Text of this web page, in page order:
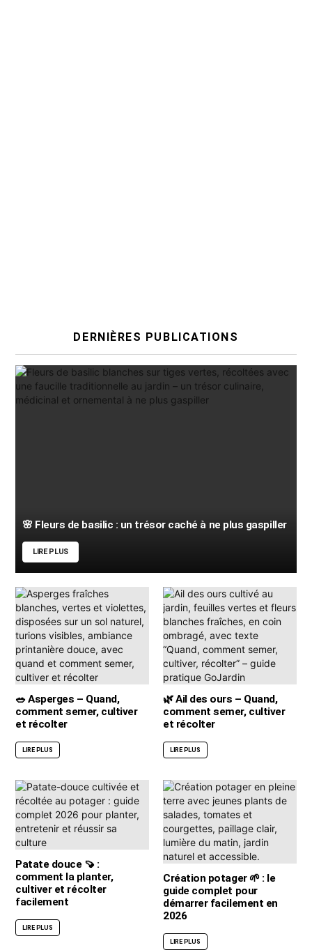
DERNIÈRES PUBLICATIONS
🌸 Fleurs de basilic : un trésor caché à ne plus gaspiller
LIRE PLUS
🥗 Asperges – Quand,
comment semer, cultiver
et récolter
LIRE PLUS
🌿 Ail des ours – Quand,
comment semer, cultiver
et récolter
LIRE PLUS
Patate douce 🍠 :
comment la planter,
cultiver et récolter
facilement
LIRE PLUS
Création potager 🌱 : le
guide complet pour
démarrer facilement en
2026
LIRE PLUS